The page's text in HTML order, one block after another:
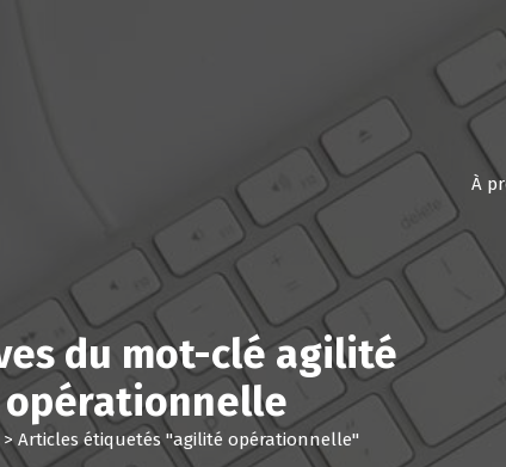
À
du mot-clé agilité
opérationnelle
Articles étiquetés "agilité opérationnelle"